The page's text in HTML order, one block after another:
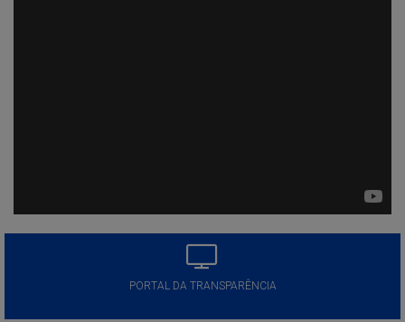
PORTAL DA TRANSPARÊNCIA